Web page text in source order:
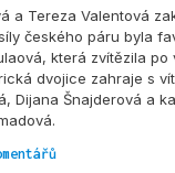
a Tereza Valentová
českého páru byla
která zvítězila po
dvojice zahraje s
Dijana Šnajderová a